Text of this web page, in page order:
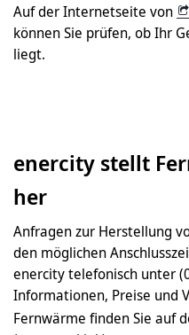
Auf der Internetseite von
können Sie prüfen, ob Ihr
liegt.
enercity stellt
her
Anfragen zur Herstellung
den möglichen
enercity telefonisch unter
Informationen, Preise und
Fernwärme finden Sie auf